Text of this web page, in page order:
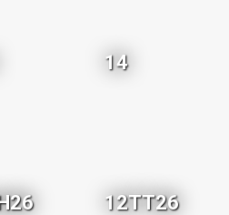
14
12TT26